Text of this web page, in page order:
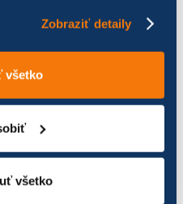
Zobraziť detaily
všetko
všetko
119
2 1,06